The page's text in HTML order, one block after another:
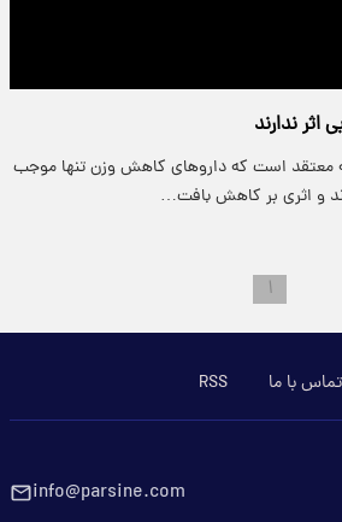
اثر ندارند
معتقد است که داروهای کاهش وزن تنها موجب
و اثری بر کاهش بافت…
۱
تماس با ما RSS
info@parsine.com